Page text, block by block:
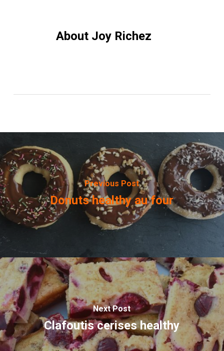
AboutJoy Richez
Previous Post
Donuts healthy au four
Next Post
Clafoutis cerises healthy